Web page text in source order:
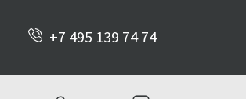
+7 495 139 74 74